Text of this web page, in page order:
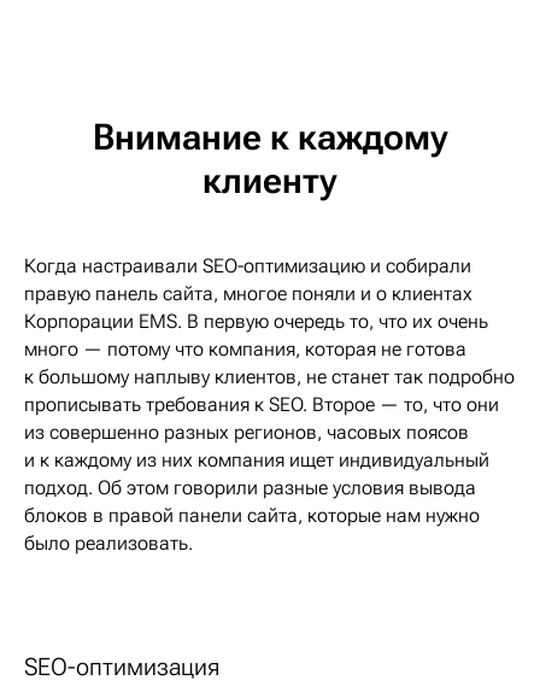
Внимание к каждому
клиенту
Когда настраивали SEO-оптимизацию и собирали
правую панель сайта, многое поняли и о клиентах
Корпорации EMS. В первую очередь то, что их очень
много — потому что компания, которая не готова
к большому наплыву клиентов, не станет так подробно
прописывать требования к SEO. Второе — то, что они
из совершенно разных регионов, часовых поясов
и к каждому из них компания ищет индивидуальный
подход. Об этом говорили разные условия вывода
блоков в правой панели сайта, которые нам нужно
было реализовать.
SEO-оптимизация